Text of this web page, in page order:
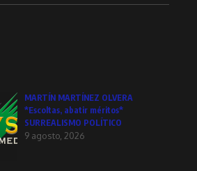
MARTÍN MARTÍNEZ OLVERA
*Escoltas, abatir méritos*
SURREALISMO POLÍTICO
9 agosto, 2026